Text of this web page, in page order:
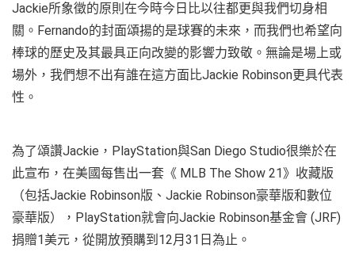
Jackie所象徵的原則在今時今日比以往都更與我們切身相
關。Fernando的封面頌揚的是球賽的未來，而我們也希望向
棒球的歷史及其最具正向改變的影響力致敬。無論是場上或
場外，我們想不出有誰在這方面比Jackie Robinson更具代表
性。
為了頌讚Jackie，PlayStation與San Diego Studio很樂於在
此宣布，在美國每售出一套《 MLB The Show 21》收藏版
（包括Jackie Robinson版、Jackie Robinson豪華版和數位
豪華版），PlayStation就會向Jackie Robinson基金會 (JRF)
捐贈1美元，從開放預購到12月31日為止。